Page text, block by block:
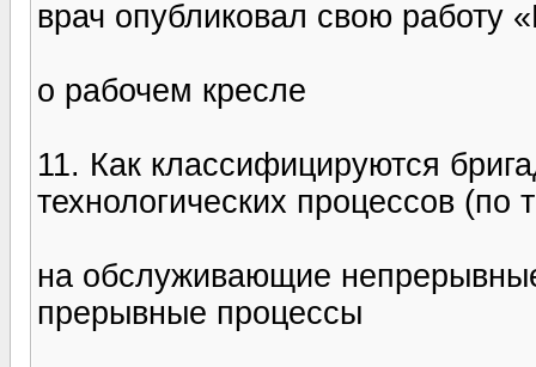
врач опубликовал свою работу
о рабочем кресле
11. Как классифицируются
технологических процессов (по
на обслуживающие
прерывные процессы